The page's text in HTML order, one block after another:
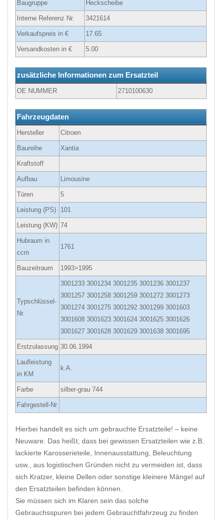
Baugruppe Heckscheibe
Interne Referenz Nr. 3421614
Verkaufspreis in € 17.65
Versandkosten in € 5.00
zusätzliche Informationen zum Ersatzteil
OE NUMMER 2710100630
Fahrzeugdaten
Hersteller Citroen
Baureihe Xantia
Kraftstoff
Aufbau Limousine
Türen 5
Leistung (PS) 101
Leistung (KW) 74
Hubraum in
ccm
1761
Bauzeitraum 1993>1995
Typschlüssel-
Nr.
3001233 3001234 3001235 3001236 3001237
3001257 3001258 3001259 3001272 3001273
3001274 3001275 3001292 3001299 3001603
3001608 3001623 3001624 3001625 3001626
3001627 3001628 3001629 3001638 3001695
Erstzulassung 30.06.1994
Laufleistung
in KM
k.A.
Farbe silber-grau 744
Fahrgestell-Nr
Hierbei handelt es sich um gebrauchte Ersatzteile! – keine
Neuware. Das heißt, dass bei gewissen Ersatzteilen wie z.B.
lackierte Karosserieteile, Innenausstattung, Beleuchtung
usw., aus logistischen Gründen nicht zu vermeiden ist, dass
sich Kratzer, kleine Dellen oder sonstige kleinere Mängel auf
den Ersatzteilen befinden können.
Sie müssen sich im Klaren sein das solche
Gebrauchsspuren bei jedem Gebrauchtfahrzeug zu finden